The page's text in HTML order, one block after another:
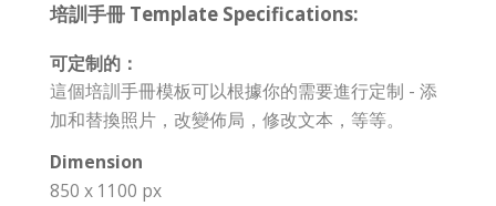
培訓手冊 Template Specifications:
可定制的：
這個培訓手冊模板可以根據你的需要進行定制 - 添
加和替換照片，改變佈局，修改文本，等等。
Dimension
850 x 1100 px